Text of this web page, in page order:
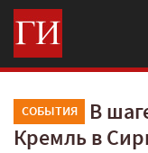
СОБЫТИЯ
В
Кремль в